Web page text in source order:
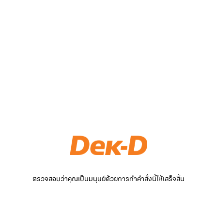
ตรวจสอบว่าคุณเป็นมนุษย์ด้วยการทำคำสั่งนี้ให้เสร็จสิ้น